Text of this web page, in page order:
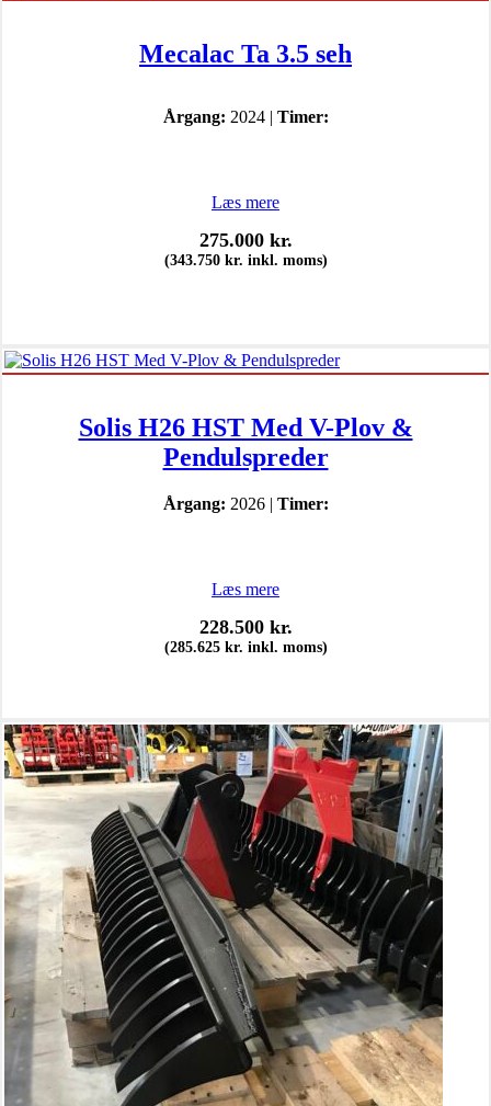
Mecalac Ta 3.5 seh
Årgang: 2024 | Timer:
Læs mere
275.000 kr.
(343.750 kr. inkl. moms)
Solis H26 HST Med V-Plov &
Pendulspreder
Årgang: 2026 | Timer:
Læs mere
228.500 kr.
(285.625 kr. inkl. moms)